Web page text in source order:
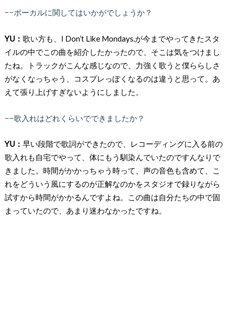
−−ボーカルに関してはいかがでしょうか？
YU： 歌い方も、I Don’t Like Mondays.が今までやってきたスタ
イルの中でこの曲を紹介したかったので、そこは気をつけまし
たね。トラックがこんな感じなので、力強く歌うと僕ららしさ
がなくなっちゃう、コスプレっぽくなるのは違うと思って。あ
えて張り上げすぎないようにしました。
−−歌入れはどれくらいでできましたか？
YU： 早い段階で歌詞ができたので、レコーディングに入る前の
歌入れも自宅でやって、体にもう馴染んでいたのですんなりで
きました。時間がかかっちゃう時って、声の音色も含めて、こ
れをどういう風にするのが正解なのかをスタジオで録りながら
試すから時間がかかるんですよね。この曲は自分たちの中で固
まっていたので、あまり迷わなかったですね。